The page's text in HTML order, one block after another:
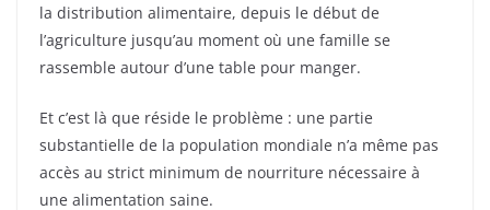
la distribution alimentaire, depuis le début de
l’agriculture jusqu’au moment où une famille se
rassemble autour d’une table pour manger.
Et c’est là que réside le problème : une partie
substantielle de la population mondiale n’a même pas
accès au strict minimum de nourriture nécessaire à
une alimentation saine.